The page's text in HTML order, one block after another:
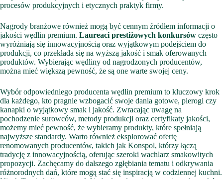
procesów produkcyjnych i etycznych praktyk firmy.
Nagrody branżowe również mogą być cennym źródłem informacji o
jakości wędlin premium. Laureaci prestiżowych konkursów często
wyróżniają się innowacyjnością oraz wyjątkowym podejściem do
produkcji, co przekłada się na wyższą jakość i smak oferowanych
produktów. Wybierając wędliny od nagrodzonych producentów,
można mieć większą pewność, że są one warte swojej ceny.
Wybór odpowiedniego producenta wędlin premium to kluczowy krok
dla każdego, kto pragnie wzbogacić swoje dania gotowe, pierogi czy
kanapki o wyjątkowy smak i jakość. Zwracając uwagę na
pochodzenie surowców, metody produkcji oraz certyfikaty jakości,
możemy mieć pewność, że wybieramy produkty, które spełniają
najwyższe standardy. Warto również eksplorować ofertę
renomowanych producentów, takich jak Konspol, którzy łączą
tradycję z innowacyjnością, oferując szeroki wachlarz smakowitych
propozycji. Zachęcamy do dalszego zgłębiania tematu i odkrywania
różnorodnych dań, które mogą stać się inspiracją w codziennej kuchni.